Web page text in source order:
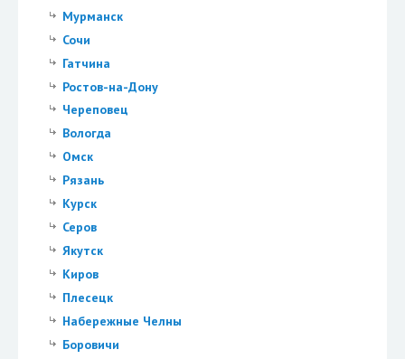
Мурманск
Сочи
Гатчина
Ростов-на-Дону
Череповец
Вологда
Омск
Рязань
Курск
Серов
Якутск
Киров
Плесецк
Набережные Челны
Боровичи